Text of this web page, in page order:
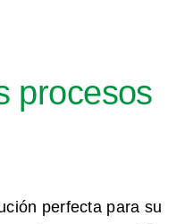
procesos
perfecta para su